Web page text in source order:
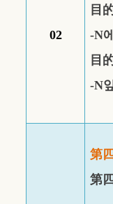
02
目
-N에
目
-N
第
第